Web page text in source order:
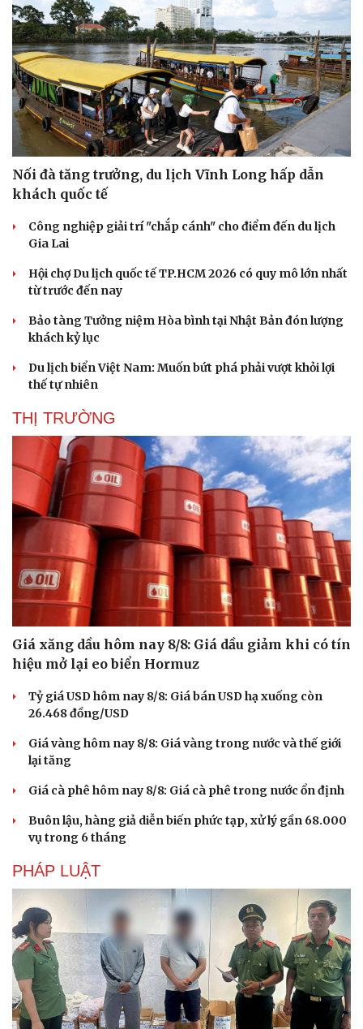
Văn hóa
Sân khấu - Điện ảnh
Văn học
Âm nhạc
Giải trí
Nghệ sĩ
Thời trang
Sao Việt
Nối đà tăng trưởng, du lịch Vĩnh Long hấp dẫn
khách quốc tế
Công nghiệp giải trí "chắp cánh" cho điểm đến du lịch
Gia Lai
Hội chợ Du lịch quốc tế TP.HCM 2026 có quy mô lớn nhất
từ trước đến nay
Bảo tàng Tưởng niệm Hòa bình tại Nhật Bản đón lượng
khách kỷ lục
Du lịch biển Việt Nam: Muốn bứt phá phải vượt khỏi lợi
thế tự nhiên
THỊ TRƯỜNG
Giá xăng dầu hôm nay 8/8: Giá dầu giảm khi có tín
hiệu mở lại eo biển Hormuz
Tỷ giá USD hôm nay 8/8: Giá bán USD hạ xuống còn
26.468 đồng/USD
Giá vàng hôm nay 8/8: Giá vàng trong nước và thế giới
lại tăng
Giá cà phê hôm nay 8/8: Giá cà phê trong nước ổn định
Buôn lậu, hàng giả diễn biến phức tạp, xử lý gần 68.000
vụ trong 6 tháng
PHÁP LUẬT